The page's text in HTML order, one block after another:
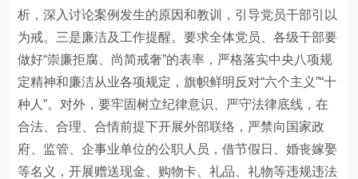
析，深入讨论案例发生的原因和教训，引导党员干部引以
为戒。 三是廉洁及工作提醒。要求全体党员、各级干部要
做好“崇廉拒腐、尚简戒奢”的表率，严格落实中央八项规
定精神和廉洁从业各项规定，旗帜鲜明反对“六个主义”“十
种人”。对外，要牢固树立纪律意识、严守法律底线，在
合法、合理、合情前提下开展外部联络，严禁向国家政
府、监管、企事业单位的公职人员，借节假日、婚丧嫁娶
等名义，开展赠送现金、购物卡、礼品、礼物等违规违法